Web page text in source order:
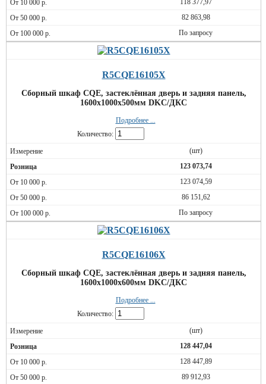
118 377,97
82 863,98
По запросу
R5CQE16105X
Сборный шкаф CQE, застеклённая дверь и задняя панель,
1600x1000x500мм DKC/ДКС
Подробнее ...
Количество:
(шт)
123 073,74
123 074,59
86 151,62
По запросу
R5CQE16106X
Сборный шкаф CQE, застеклённая дверь и задняя панель,
1600x1000x600мм DKC/ДКС
Подробнее ...
Количество:
(шт)
128 447,04
128 447,89
89 912,93